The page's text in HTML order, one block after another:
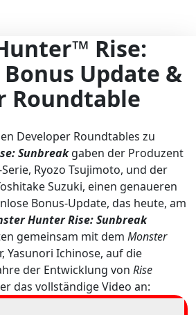
Rise:
Update &
Roundtable
Developer Roundtables zu
Sunbreakgaben der Produzent
Ryozo Tsujimoto, und der
Suzuki, einen genaueren
Bonus-Update, das heute, am
Hunter Rise: Sunbreak
gemeinsam mit dem Monster
Yasunori Ichinose, auf die
der Entwicklung von Rise
das vollständige Video an: